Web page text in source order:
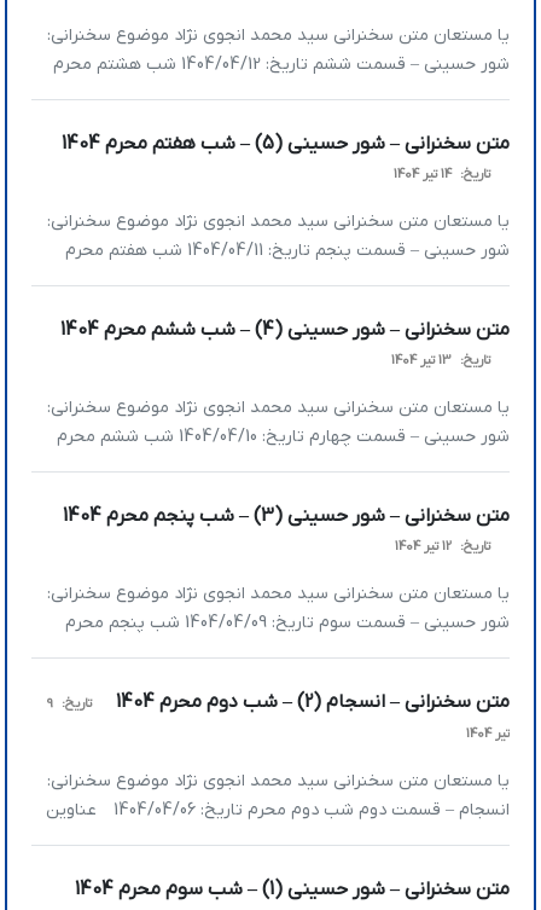
یا مستعان متن سخنرانی سید محمد انجوی نژاد موضوع سخنرانی:
شور حسینی – قسمت ششم تاریخ: 1404/04/12 شب هشتم محرم
عناوین اصلی سخنرانی: » نقشه‌ خداوند این است که انسان‌ها به
الهی این است که غصه نخورید و نترسید » […]
متن سخنرانی – شور حسینی (5) – شب هفتم محرم 1404
تاریخ: 14 تیر 1404
یا مستعان متن سخنرانی سید محمد انجوی نژاد موضوع سخنرانی:
شور حسینی – قسمت پنجم تاریخ: 1404/04/11 شب هفتم محرم
عناوین اصلی سخنرانی: » در بحث مبارزه با دشمن، مؤمن بابد چه
هر کسی در زندگی خودش یک مجاهد فی سبیل الله […]
متن سخنرانی – شور حسینی (4) – شب ششم محرم 1404
تاریخ: 13 تیر 1404
یا مستعان متن سخنرانی سید محمد انجوی نژاد موضوع سخنرانی:
شور حسینی – قسمت چهارم تاریخ: 1404/04/10 شب ششم محرم
عناوین اصلی سخنرانی: » چه می‌شود که حتی متدینین ما گاهی
مذمومه مهم است؟ » عادی‌سازی جنایت از ترفندهای مهم دشمن
[…]
متن سخنرانی – شور حسینی (3) – شب پنجم محرم 1404
تاریخ: 12 تیر 1404
یا مستعان متن سخنرانی سید محمد انجوی نژاد موضوع سخنرانی:
شور حسینی – قسمت سوم تاریخ: 1404/04/09 شب پنجم محرم
عناوین اصلی سخنرانی: » امروز ملت­‌های جهان فهمیده­‌اند که
است؛ مراقب باشید اسیر شایعات و خوف نشوید و استقامت کنید »
امدادهای غیبی در […]
متن سخنرانی – انسجام (2) – شب دوم محرم 1404 تاریخ: 9
تیر 1404
یا مستعان متن سخنرانی سید محمد انجوی نژاد موضوع سخنرانی:
انسجام – قسمت دوم شب دوم محرم تاریخ: 1404/04/06 عناوین
اصلی: 》ملی‌گرایی یا اُمت‌گرایی 》این جنگ، جنگ طولانی مدت با
عموم جامعه با مباحث جنگی خلاف استراتژی جنگ است 》شور
متن سخنرانی – شور حسینی (1) – شب سوم محرم 1404